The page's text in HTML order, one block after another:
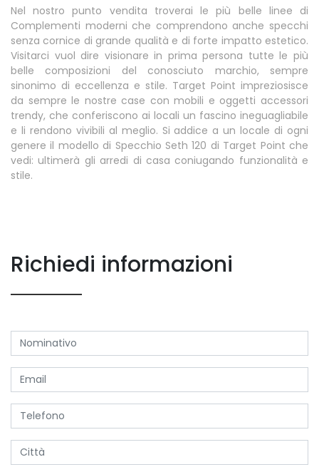
Nel nostro punto vendita troverai le più belle linee di
Complementi moderni che comprendono anche specchi
senza cornice di grande qualità e di forte impatto estetico.
Visitarci vuol dire visionare in prima persona tutte le più
belle composizioni del conosciuto marchio, sempre
sinonimo di eccellenza e stile. Target Point impreziosisce
da sempre le nostre case con mobili e oggetti accessori
trendy, che conferiscono ai locali un fascino ineguagliabile
e li rendono vivibili al meglio. Si addice a un locale di ogni
genere il modello di Specchio Seth 120 di Target Point che
vedi: ultimerà gli arredi di casa coniugando funzionalità e
stile.
Richiedi informazioni